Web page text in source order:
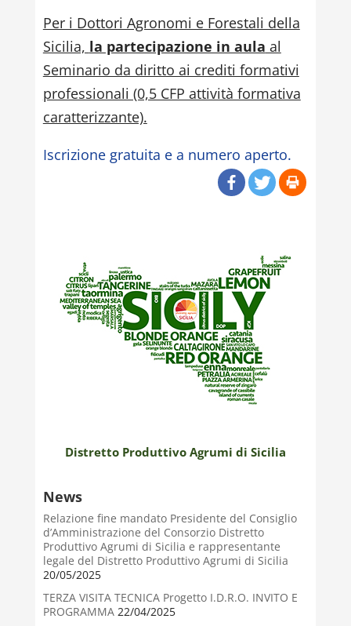
Per i Dottori Agronomi e Forestali della
Sicilia, la partecipazione in aula al
Seminario da diritto ai crediti formativi
professionali (0,5 CFP attività formativa
caratterizzante).
Iscrizione gratuita e a numero aperto.
Distretto Produttivo Agrumi di Sicilia
News
Relazione fine mandato Presidente del Consiglio
d’Amministrazione del Consorzio Distretto
Produttivo Agrumi di Sicilia e rappresentante
legale del Distretto Produttivo Agrumi di Sicilia
20/05/2025
TERZA VISITA TECNICA Progetto I.D.R.O. INVITO E
PROGRAMMA22/04/2025